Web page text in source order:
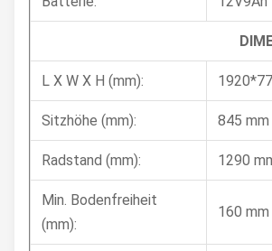
L X W X H (mm):
Sitzhöhe (mm): 845 mm
Radstand (mm): 1290
Min. Bodenfreiheit
(mm):
160 mm